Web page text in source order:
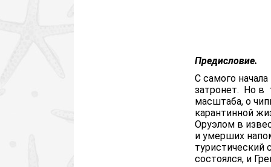
Предисловие.
С самого
затронет. Но в
масштаба, о
карантинной
Оруэлом в
и умерших
туристический
состоялся, и